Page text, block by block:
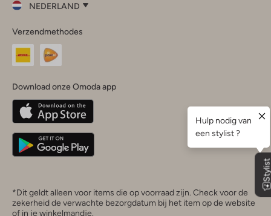
NEDERLAND
je
land
Nederland
Belgique(Français)
Deutschland
Verzendmethodes
Download onze Omoda app
*Dit geldt alleen voor items die op voorraad zijn. Check voor de
zekerheid de verwachte bezorgdatum bij het item op de website
of in je winkelmandje.